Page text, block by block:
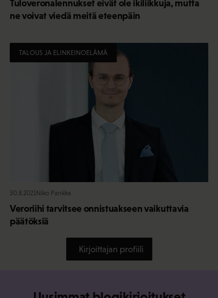
Tuloveronalennukset eivät ole ikiliikkuja, mutta
ne voivat viedä meitä eteenpäin
TALOUS JA ELINKEINOELÄMÄ
30.8.2021Niko Pankka
Veroriihi tarvitsee onnistuakseen vaikuttavia
päätöksiä
Kirjoittajan profiili